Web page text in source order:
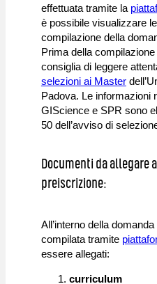
effettuata tramite la
è possibile visualizzare
compilazione della
Prima della
consiglia di leggere
selezioni ai Master
Padova. Le informazioni
GIScience e SPR sono
50 dell’avviso di
Documenti da allegare
preiscrizione:
All’interno della
compilata tramite
essere allegati:
curriculum